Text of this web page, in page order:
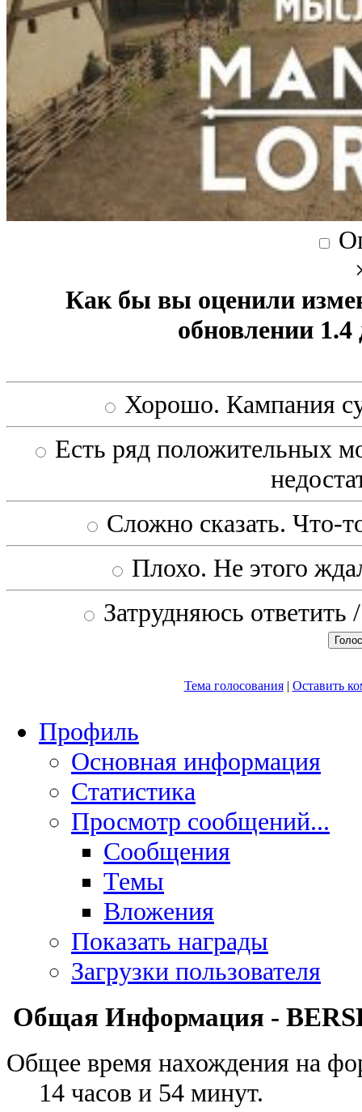
Как бы вы оценили
обновлении
Хорошо. Кампания
Есть ряд положительных
Сложно сказать. Что-
Плохо. Не этого
Затрудняюсь
Тема голосования| Оставить
Профиль
Основная информация
Статистика
Просмотр сообщений...
Сообщения
Темы
Вложения
Показать награды
Загрузки пользователя
Общая Информация -
Общее время нахождения на
14 часов и 54 минут.